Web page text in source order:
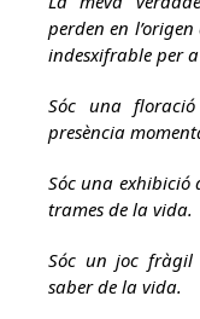
perden en
indesxifrable per
Sóc una
presència
Sóc una exhibició
trames de la vida.
Sóc un joc fràgil
saber de la vida.